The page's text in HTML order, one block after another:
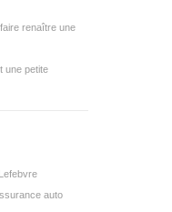
renaître une
une petite
auto